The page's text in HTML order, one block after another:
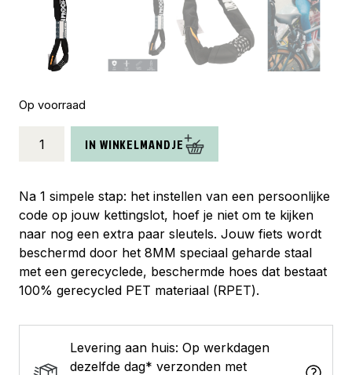
Op voorraad
Proof
Recycled
cijfer
zwart
aantal
IN WINKELMANDJE
Na 1 simpele stap: het instellen van een persoonlijke
code op jouw kettingslot, hoef je niet om te kijken
naar nog een extra paar sleutels. Jouw fiets wordt
beschermd door het 8MM speciaal geharde staal
met een gerecyclede, beschermde hoes dat bestaat
100% gerecycled PET materiaal (RPET).
Levering aan huis: Op werkdagen
dezelfde dag* verzonden met